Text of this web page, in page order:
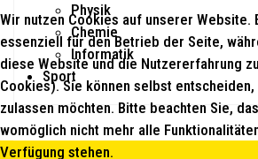
Physik
Chemie
Informatik
Sport
Wir nutzen Cookies auf unserer Website.
essenziell für den Betrieb der Seite,
diese Website und die Nutzererfahrung
Cookies). Sie können selbst
zulassen möchten. Bitte beachten Sie,
womöglich nicht mehr alle
Verfügung stehen.